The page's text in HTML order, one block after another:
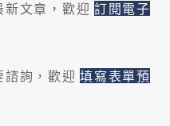
文章，歡迎 訂閱電子
諮詢，歡迎填寫表單預